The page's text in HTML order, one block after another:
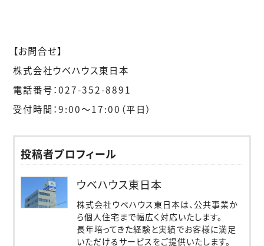
【お問合せ】
株式会社ウベハウス東日本
電話番号：027-352-8891
受付時間：9:00〜17:00（平日）
投稿者プロフィール
ウベハウス東日本
株式会社ウベハウス東日本は、公共事業か
ら個人住宅まで幅広く対応いたします。
長年培ってきた経験と実績でお客様に満足
いただけるサービスをご提供いたします。